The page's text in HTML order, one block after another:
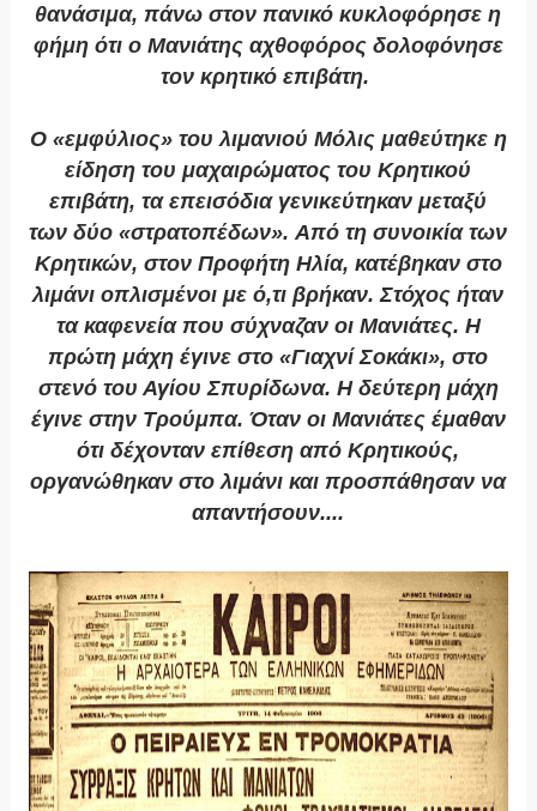
θανάσιμα, πάνω στον πανικό κυκλοφόρησε η
φήμη ότι ο Μανιάτης αχθοφόρος δολοφόνησε
τον κρητικό επιβάτη.
Ο «εμφύλιος» του λιμανιού Μόλις μαθεύτηκε η
είδηση του μαχαιρώματος του Κρητικού
επιβάτη, τα επεισόδια γενικεύτηκαν μεταξύ
των δύο «στρατοπέδων». Από τη συνοικία των
Κρητικών, στον Προφήτη Ηλία, κατέβηκαν στο
λιμάνι οπλισμένοι με ό,τι βρήκαν. Στόχος ήταν
τα καφενεία που σύχναζαν οι Μανιάτες. Η
πρώτη μάχη έγινε στο «Γιαχνί Σοκάκι», στο
στενό του Αγίου Σπυρίδωνα. Η δεύτερη μάχη
έγινε στην Τρούμπα. Όταν οι Μανιάτες έμαθαν
ότι δέχονταν επίθεση από Κρητικούς,
οργανώθηκαν στο λιμάνι και προσπάθησαν να
απαντήσουν....